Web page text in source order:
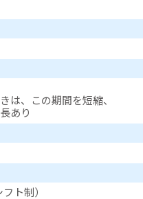
は、この期間を短縮、
あり
ト制）